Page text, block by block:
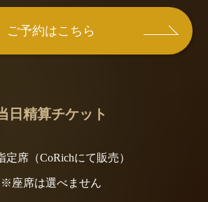
ご予約はこちら
日精算チケット
定席（CoRichにて販売）
※座席は選べません